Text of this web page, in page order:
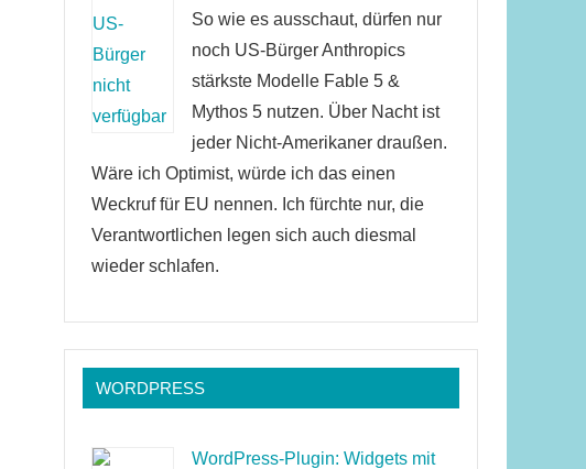
So wie es ausschaut, dürfen nur
noch US-Bürger Anthropics
stärkste Modelle Fable 5 &
Mythos 5 nutzen. Über Nacht ist
jeder Nicht-Amerikaner draußen.
Wäre ich Optimist, würde ich das einen
Weckruf für EU nennen. Ich fürchte nur, die
Verantwortlichen legen sich auch diesmal
wieder schlafen.
WORDPRESS
WordPress-Plugin: Widgets mit